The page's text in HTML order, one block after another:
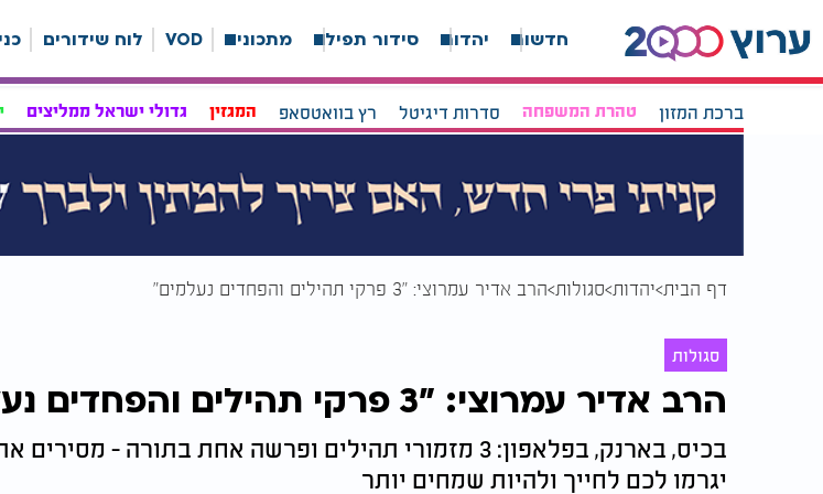
חדשות יהדות סידור תפילה מתכונים VOD לוח שידורים
ברכת המזון טהרת המשפחה סדרות דיגיטל רץ בוואטסאפ המגזין גדולי ישראל ממליצים
דף הבית יהדות סגולות הרב אדיר עמרוצי: "3 פרקי תהילים והפחדים נעלמים"
סגולות
הרב אדיר עמרוצי: "3 פרקי תהילים והפחדים נעלמים"
בכיס, בארנק, בפלאפון: 3 מזמורי תהילים ופרשה אחת בתורה -
יגרמו לכם לחייך ולהיות שמחים יותר